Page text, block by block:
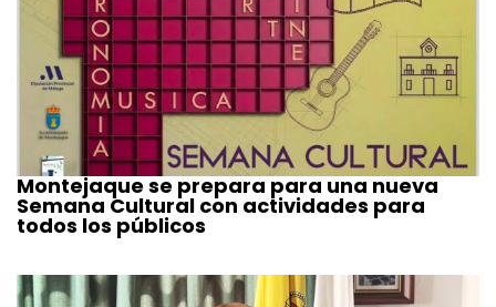
Montejaque se prepara para una nueva
Semana Cultural con actividades para
todos los públicos